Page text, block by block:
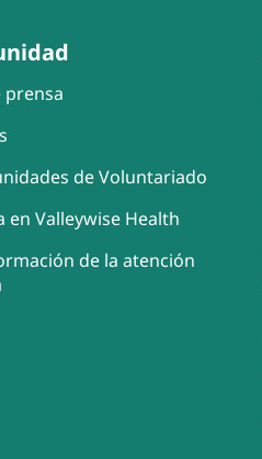
prensa
de Voluntariado
en Valleywise Health
de la atención